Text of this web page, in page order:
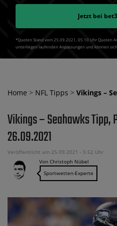
Jetzt bei
*Quoten Stand vom 25.09.2021‚ 05⁚10 Uhr Quoten
unterliegen laufenden Anpassungen und können
Home > NFL Tipps > Vikings –
Vikings – Seahawks Tipp,
26.09.2021
Veröffentlicht am 25.09.2021 - 5:52 Uhr
Von Christoph Nübel
Sportwetten-Experte